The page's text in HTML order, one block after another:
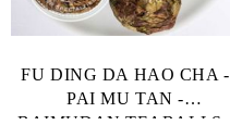
FU DING DA HAO CHA -
PAI MU TAN -